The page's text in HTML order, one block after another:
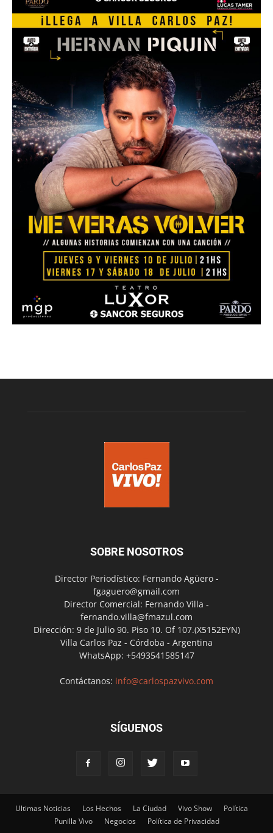
SOBRE NOSOTROS
Director Periodístico: Fernando Agüero -
fgaguero@gmail.com
Director Comercial: Fernando Villa -
fernando.villa@fmazul.com
Dirección: 9 de Julio 90. Piso 10. Of 107.(X5152EYN)
Villa Carlos Paz - Córdoba - Argentina
WhatsApp: +5493541585147
Contáctanos: info@carlospazvivo.com
SÍGUENOS
Ultimas Noticias Los Hechos La Ciudad Vivo Show
Política
Punilla Vivo
Negocios Política de Privacidad